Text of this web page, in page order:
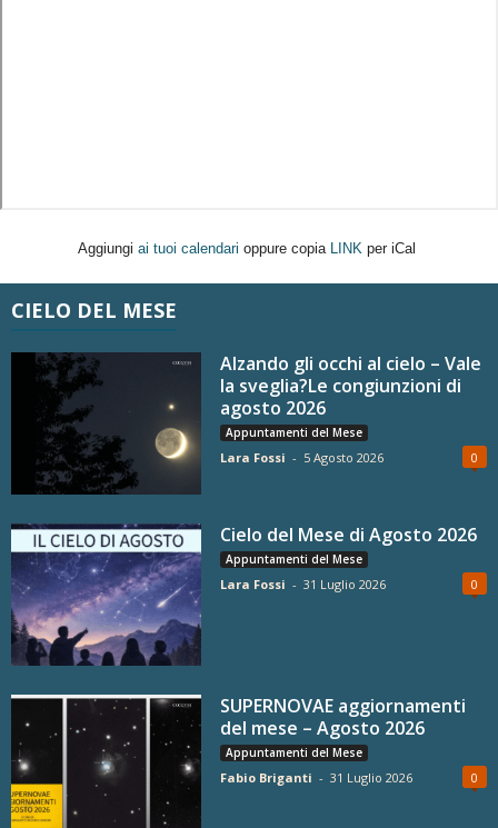
Aggiungi ai tuoi calendari oppure copia LINK per iCal
CIELO DEL MESE
Alzando gli occhi al cielo – Vale
la sveglia?Le congiunzioni di
agosto 2026
Appuntamenti del Mese
Lara Fossi - 5 Agosto 2026 0
Cielo del Mese di Agosto 2026
Appuntamenti del Mese
Lara Fossi - 31 Luglio 2026 0
SUPERNOVAE aggiornamenti
del mese – Agosto 2026
Appuntamenti del Mese
Fabio Briganti - 31 Luglio 2026 0